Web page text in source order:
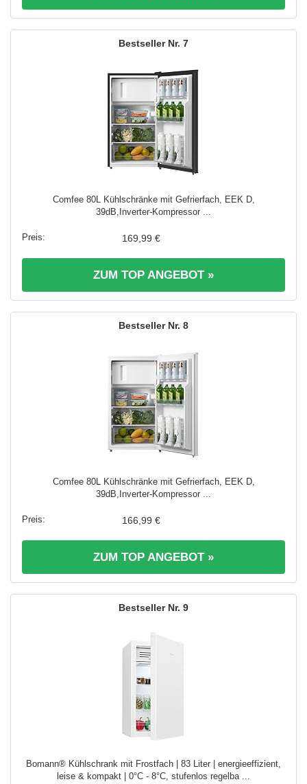
7
Comfee 80L Kühlschränke mit Gefrierfach, EEK D,
39dB,Inverter‑Kompressor ...
169,99 €
ZUM TOP ANGEBOT »
8
Comfee 80L Kühlschränke mit Gefrierfach, EEK D,
39dB,Inverter‑Kompressor ...
166,99 €
ZUM TOP ANGEBOT »
9
Bomann® Kühlschrank mit Frostfach | 83 Liter | energieeffizient,
leise & kompakt | 0°C - 8°C, stufenlos regelba ...